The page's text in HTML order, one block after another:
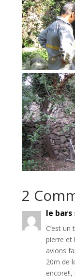
2
le bars
C’est
pierre et
avions
20m de
encore!!,